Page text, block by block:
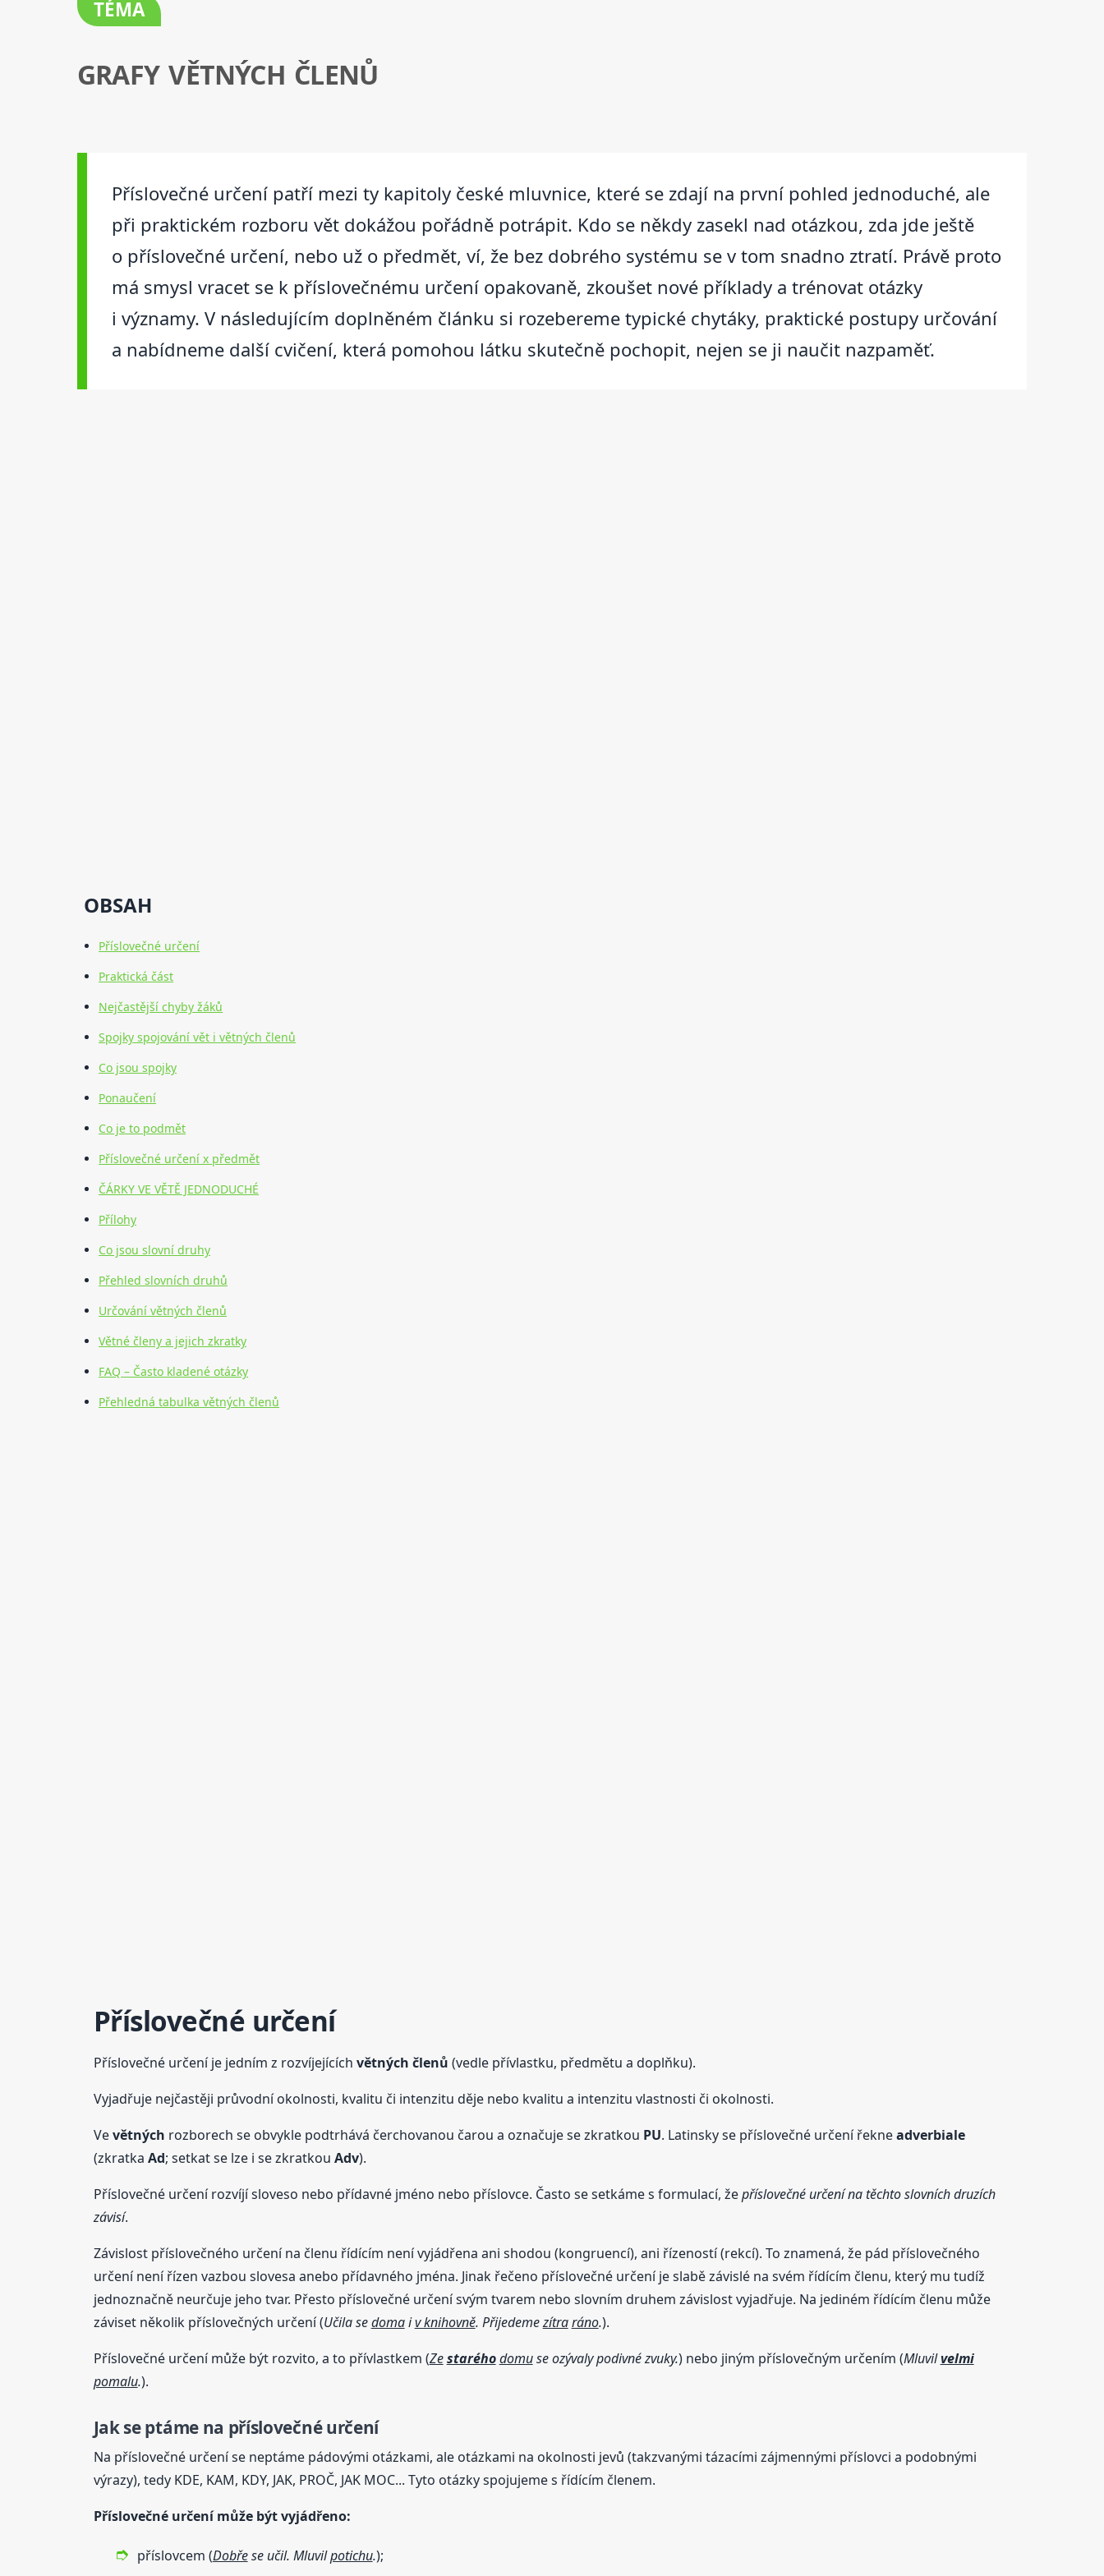
TÉMA
GRAFY VĚTNÝCH ČLENŮ
Příslovečné určení patří mezi ty kapitoly české mluvnice, které se zdají na první pohled jednoduché, ale
při praktickém rozboru vět dokážou pořádně potrápit. Kdo se někdy zasekl nad otázkou, zda jde ještě
o příslovečné určení, nebo už o předmět, ví, že bez dobrého systému se v tom snadno ztratí. Právě proto
má smysl vracet se k příslovečnému určení opakovaně, zkoušet nové příklady a trénovat otázky
i významy. V následujícím doplněném článku si rozebereme typické chytáky, praktické postupy určování
a nabídneme další cvičení, která pomohou látku skutečně pochopit, nejen se ji naučit nazpaměť.
OBSAH
Příslovečné určení
Praktická část
Nejčastější chyby žáků
Spojky spojování vět i větných členů
Co jsou spojky
Ponaučení
Co je to podmět
Příslovečné určení x předmět
ČÁRKY VE VĚTĚ JEDNODUCHÉ
Přílohy
Co jsou slovní druhy
Přehled slovních druhů
Určování větných členů
Větné členy a jejich zkratky
FAQ – Často kladené otázky
Přehledná tabulka větných členů
Příslovečné určení
Příslovečné určení je jedním z rozvíjejících větných členů (vedle přívlastku, předmětu a doplňku).
Vyjadřuje nejčastěji průvodní okolnosti, kvalitu či intenzitu děje nebo kvalitu a intenzitu vlastnosti či okolnosti.
Vevětných rozborech se obvykle podtrhává čerchovanou čarou a označuje se zkratkou PU. Latinsky se příslovečné určení řekneadverbiale
(zkratka Ad; setkat se lze i se zkratkou Adv).
Příslovečné určení rozvíjí sloveso nebo přídavné jméno nebo příslovce. Často se setkáme s formulací, žepříslovečné určenína těchto slovních druzích
závisí.
Závislost příslovečného určení na členu řídícím není vyjádřena ani shodou (kongruencí), ani řízeností (rekcí). To znamená, že pád příslovečného
určení není řízen vazbou slovesa anebo přídavného jména. Jinak řečeno příslovečné určení je slabě závislé na svém řídícím členu, který mu tudíž
jednoznačně neurčuje jeho tvar. Přesto příslovečné určení svým tvarem nebo slovním druhem závislost vyjadřuje. Na jediném řídícím členu může
záviset několik příslovečných určení (Učila sedomaiv knihovně. Přijedemezítraráno.).
Příslovečné určení může být rozvito, a to přívlastkem (Zestaréhodomuse ozývaly podivné zvuky.) nebo jiným příslovečným určením (Mluvilvelmi
pomalu.).
Jak se ptáme na příslovečné určení
Na příslovečné určení se neptáme pádovými otázkami, ale otázkami na okolnosti jevů (takzvanými tázacími zájmennými příslovci a podobnými
výrazy), tedy KDE, KAM, KDY, JAK, PROČ, JAK MOC... Tyto otázky spojujeme s řídícím členem.
Příslovečné určení může být vyjádřeno:
příslovcem (Dobřese učil. Mluvilpotichu.);